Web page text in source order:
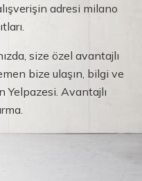
adresi milano
size özel avantajlı
bize ulaşın, bilgi ve
Yelpazesi. Avantajlı